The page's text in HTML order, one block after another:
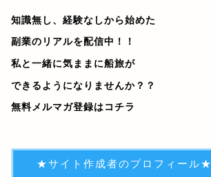
知識無し、経験なしから始めた
副業のリアルを配信中！！
私と一緒に気ままに船旅が
できるようになりませんか？？
無料メルマガ登録はコチラ
★サイト作成者のプロフィール★